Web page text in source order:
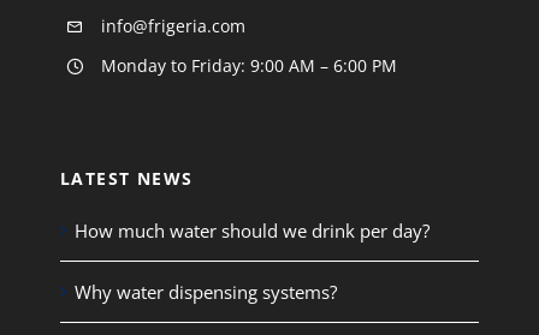
info@frigeria.com
Monday to Friday: 9:00 AM – 6:00 PM
LATEST NEWS
How much water should we drink per day?
Why water dispensing systems?